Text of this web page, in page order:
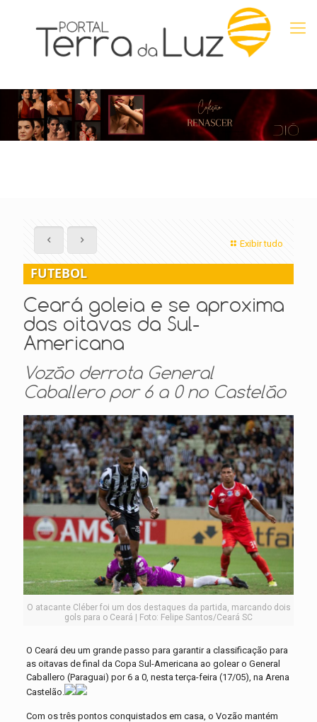
Exibir tudo
FUTEBOL
Ceará goleia e se aproxima
das oitavas da Sul-
Americana
Vozão derrota General
Caballero por 6 a 0 no Castelão
O atacante Cléber foi um dos destaques da partida, marcando dois
gols para o Ceará | Foto: Felipe Santos/Ceará SC
O Ceará deu um grande passo para garantir a classificação para
as oitavas de final da Copa Sul-Americana ao golear o General
Caballero (Paraguai) por 6 a 0, nesta terça-feira (17/05), na Arena
Castelão.
Com os três pontos conquistados em casa, o Vozão mantém